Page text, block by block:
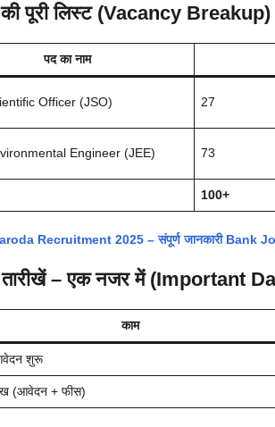
पूरी लिस्ट (Vacancy Breakup)
पद का नाम
Officer (JSO) 27
Engineer (JEE) 73
100+
Recruitment 2025 – संपूर्ण जानकारी Bank
तारीखें – एक नजर में (Important
काम
शुरू
(आवेदन + फीस)